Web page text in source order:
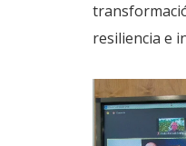
resiliencia e